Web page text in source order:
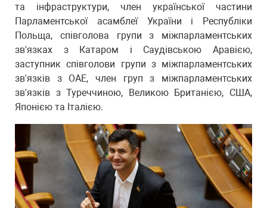
та інфраструктури, член української частини
Парламентської асамблеї України і Республіки
Польща, співголова групи з міжпарламентських
зв'язках з Катаром і Саудівською Аравією,
заступник співголови групи з міжпарламентських
зв'язків з ОАЕ, член груп з міжпарламентських
зв'язків з Туреччиною, Великою Британією, США,
Японією та Італією.